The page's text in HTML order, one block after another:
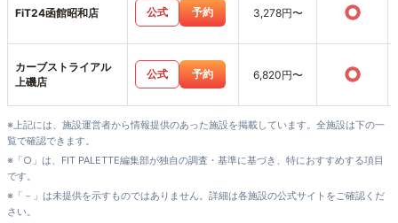
FiT24函館昭和店 公式 予約 3,278円〜 ○
カーブストライアル
上磯店
公式 予約 6,820円〜 ○
※上記には、施設運営者から情報提供のあった施設を掲載しています。全施設は下の一
覧で確認できます。
※「○」は、FIT PALETTE編集部が独自の調査・基準に基づき、特におすすめする項目
です。
※「－」は未提供を示すものではありません。詳細は各施設の公式サイトをご確認くだ
さい。